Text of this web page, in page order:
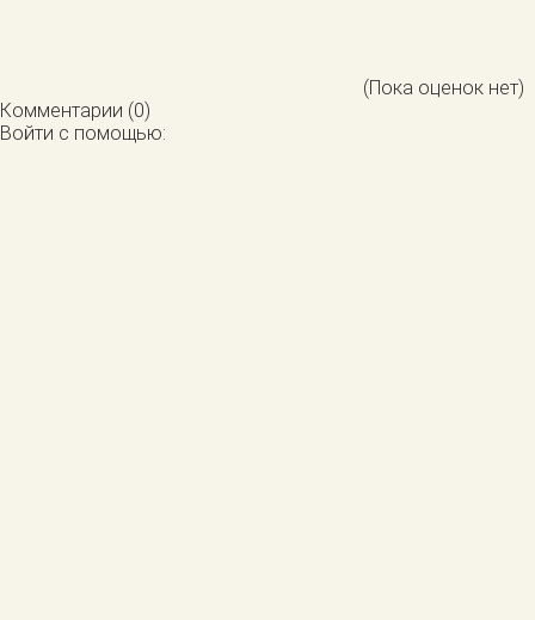
(Пока оценок нет)
Комментарии (0)
Войти с помощью: